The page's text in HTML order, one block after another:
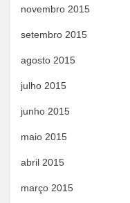
novembro 2015
setembro 2015
agosto 2015
julho 2015
junho 2015
maio 2015
abril 2015
março 2015